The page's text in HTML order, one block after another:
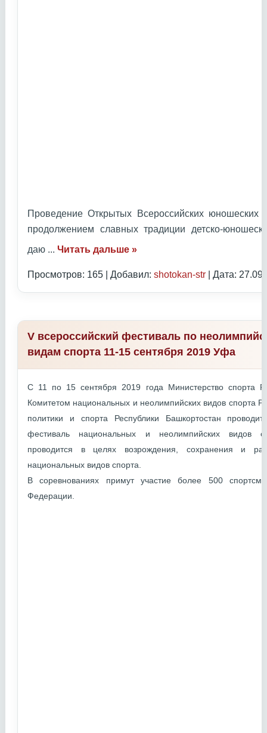
Проведение Открытых Всероссийских юношеских
продолжением славных традиции детско-
даю ... Читать дальше »
Просмотров: 165 | Добавил: shotokan-str | Дата:
V всероссийский фестиваль по
видам спорта 11-15 сентября 2019 Уфа
С 11 по 15 сентября 2019 года Министерство спорта
Комитетом национальных и неолимпийских видов спорта
политики и спорта Республики Башкортостан
фестиваль национальных и неолимпийских видов
проводится в целях возрождения, сохранения и
национальных видов спорта.
В соревнованиях примут участие более 500
Федерации.